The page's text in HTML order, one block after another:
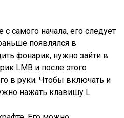
самого начала, его следует
появлялся в
фонарик, нужно зайти в
LMB и после этого
в руки. Чтобы включать и
нажать клавишу L.